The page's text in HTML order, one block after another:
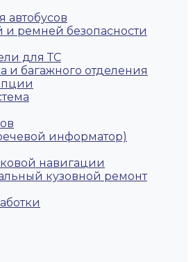
и ремней безопасности
для ТС
и багажного отделения
информатор)
навигации
кузовной ремонт